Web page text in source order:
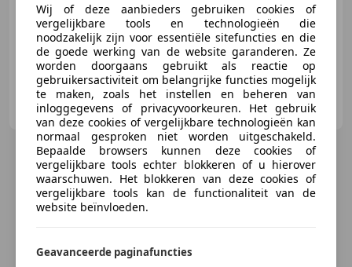
04/1968 75.624 km Benzine 25 kW (34 PK)
VW Classics
NL-5712 AG SOMEREN
Wij of deze aanbieders gebruiken cookies of
vergelijkbare tools en technologieën die
noodzakelijk zijn voor essentiële sitefuncties en die
de goede werking van de website garanderen. Ze
worden doorgaans gebruikt als reactie op
gebruikersactiviteit om belangrijke functies mogelijk
te maken, zoals het instellen en beheren van
inloggegevens of privacyvoorkeuren. Het gebruik
van deze cookies of vergelijkbare technologieën kan
normaal gesproken niet worden uitgeschakeld.
Bepaalde browsers kunnen deze cookies of
vergelijkbare tools echter blokkeren of u hierover
waarschuwen. Het blokkeren van deze cookies of
vergelijkbare tools kan de functionaliteit van de
website beïnvloeden.
Geavanceerde paginafuncties